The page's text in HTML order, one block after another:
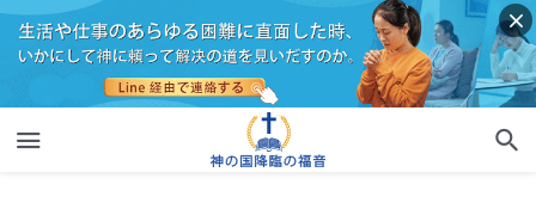
295 神の裁きは神の義と聖さを明らかにする